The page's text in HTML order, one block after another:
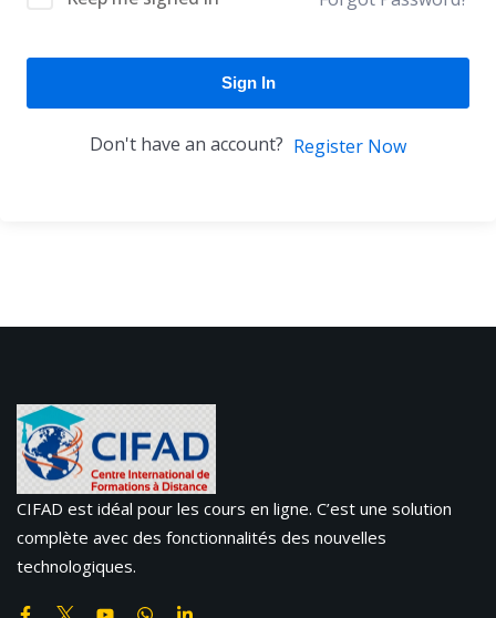
Sign In
Don't have an account? Register Now
CIFAD est idéal pour les cours en ligne. C’est une solution
complète avec des fonctionnalités des nouvelles
technologiques.